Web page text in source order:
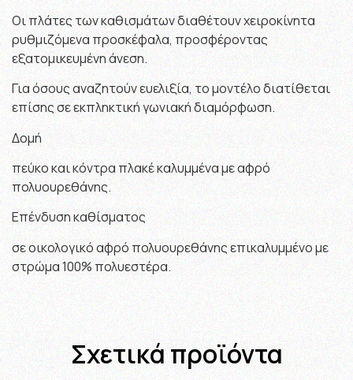
Οι πλάτες των καθισμάτων διαθέτουν χειροκίνητα
ρυθμιζόμενα προσκέφαλα, προσφέροντας
εξατομικευμένη άνεση.
Για όσους αναζητούν ευελιξία, το μοντέλο διατίθεται
επίσης σε εκπληκτική γωνιακή διαμόρφωση.
Δομή
πεύκο και κόντρα πλακέ καλυμμένα με αφρό
πολυουρεθάνης.
Επένδυση καθίσματος
σε οικολογικό αφρό πολυουρεθάνης επικαλυμμένο με
στρώμα 100% πολυεστέρα.
Σχετικά προϊόντα